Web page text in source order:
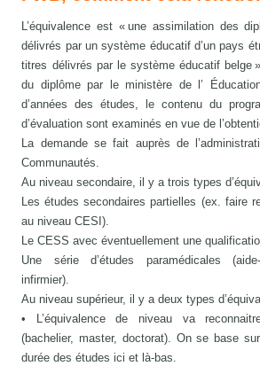
L’équivalence est « une assimilation des
délivrés par un système éducatif d’un pays
titres délivrés par le système éducatif belge
du diplôme par le ministère de l’
d’années des études, le contenu du
d’évaluation sont examinés en vue de
La demande se fait auprès de
Communautés.
Au niveau secondaire, il y a trois types
Les études secondaires partielles (ex. faire
au niveau CESI).
Le CESS avec éventuellement une
Une série d’études paramédicales
infirmier).
Au niveau supérieur, il y a deux types
• L’équivalence de niveau va
(bachelier, master, doctorat). On se base
durée des études ici et là-bas.